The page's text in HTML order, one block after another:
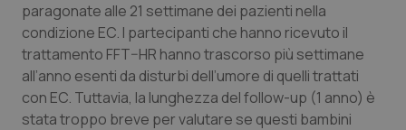
Veneto
Oncoematologia
Oncologia & Nutrizione
Psoriasi & pelle
paragonate alle 21 settimane dei pazienti nella
condizione EC. I partecipanti che hanno ricevuto il
trattamento FFT–HR hanno trascorso più settimane
all’anno esenti da disturbi dell’umore di quelli trattati
con EC. Tuttavia, la lunghezza del follow-up (1 anno) è
stata troppo breve per valutare se questi bambini